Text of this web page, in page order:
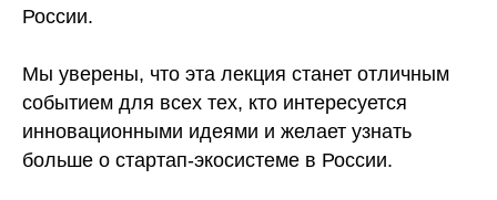
России.
Мы уверены, что эта лекция станет отличным
событием для всех тех, кто интересуется
инновационными идеями и желает узнать
больше о стартап-экосистеме в России.